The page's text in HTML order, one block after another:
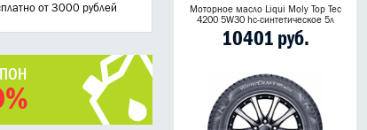
от 3000 рублей
Моторное масло Liqui Moly Top Tec
4200 5W30 hc-синтетическое 5л
10401 руб.